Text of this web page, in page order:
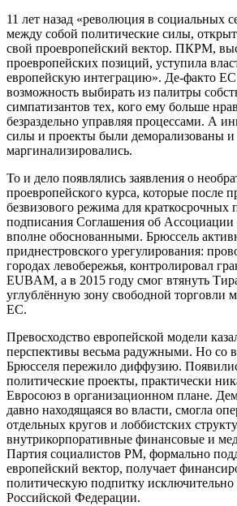
11 лет назад «революция в социальных
между собой политические силы,
свой проевропейский вектор. ПКРМ,
проевропейских позиций, уступила
европейскую интеграцию». Де-факто
возможность выбирать из палитры
симпатизантов тех, кого ему больше
безраздельно управляя процессами. А
силы и проекты были деморализованы и
маргинализировались.
То и дело появлялись заявления о
проевропейского курса, которые после
безвизового режима для краткосрочных
подписания Соглашения об Ассоциации
вполне обоснованными. Брюссель
приднестровского урегулирования:
городах левобережья, контролировал
EUBAM, а в 2015 году смог втянуть
углублённую зону свободной торговли
ЕС.
Превосходство европейской модели
перспективы весьма радужными. Но со
Брюсселя пережило диффузию.
политические проекты, практически
Евросоюз в организационном плане.
давно находящаяся во власти, смогла
отдельных кругов и лоббистских
внутрикорпоративные финансовые и
Партия социалистов РМ, формально
европейский вектор, получает
политическую подпитку
Российской Федерации.